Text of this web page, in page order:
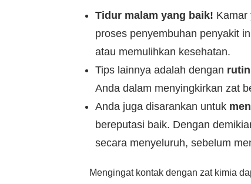
Tidur malam yang baik! Kamar
proses penyembuhan penyakit
atau memulihkan kesehatan.
Tips lainnya adalah dengan
Anda dalam menyingkirkan zat
Anda juga disarankan untuk
bereputasi baik. Dengan
secara menyeluruh, sebelum
Mengingat kontak dengan zat kimia